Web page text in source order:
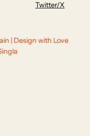
Twitter/X
| Design with Love